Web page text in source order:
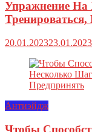
Упражнение На
20.01.202323.01.2023
Антиэйдж
Чтобы